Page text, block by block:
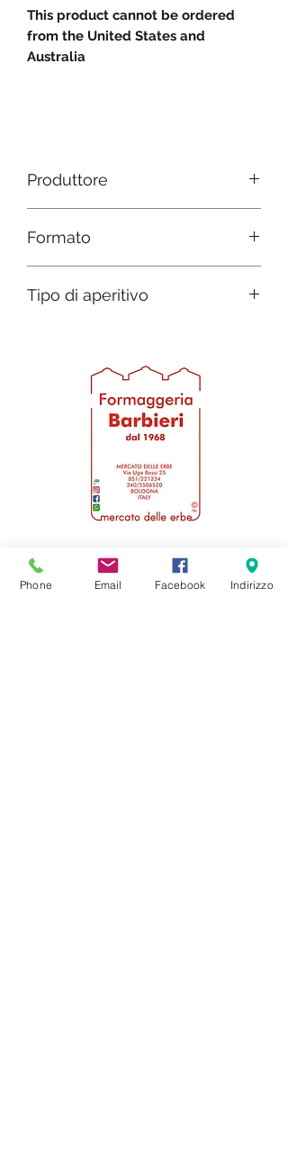
This product cannot be ordered
from the United States and
Australia
Produttore
Formato
oppure da CLASSICA da 50 cl
Tipo di aperitivo
Iscriviti alla newsletter
Phone Email Facebook Indirizzo